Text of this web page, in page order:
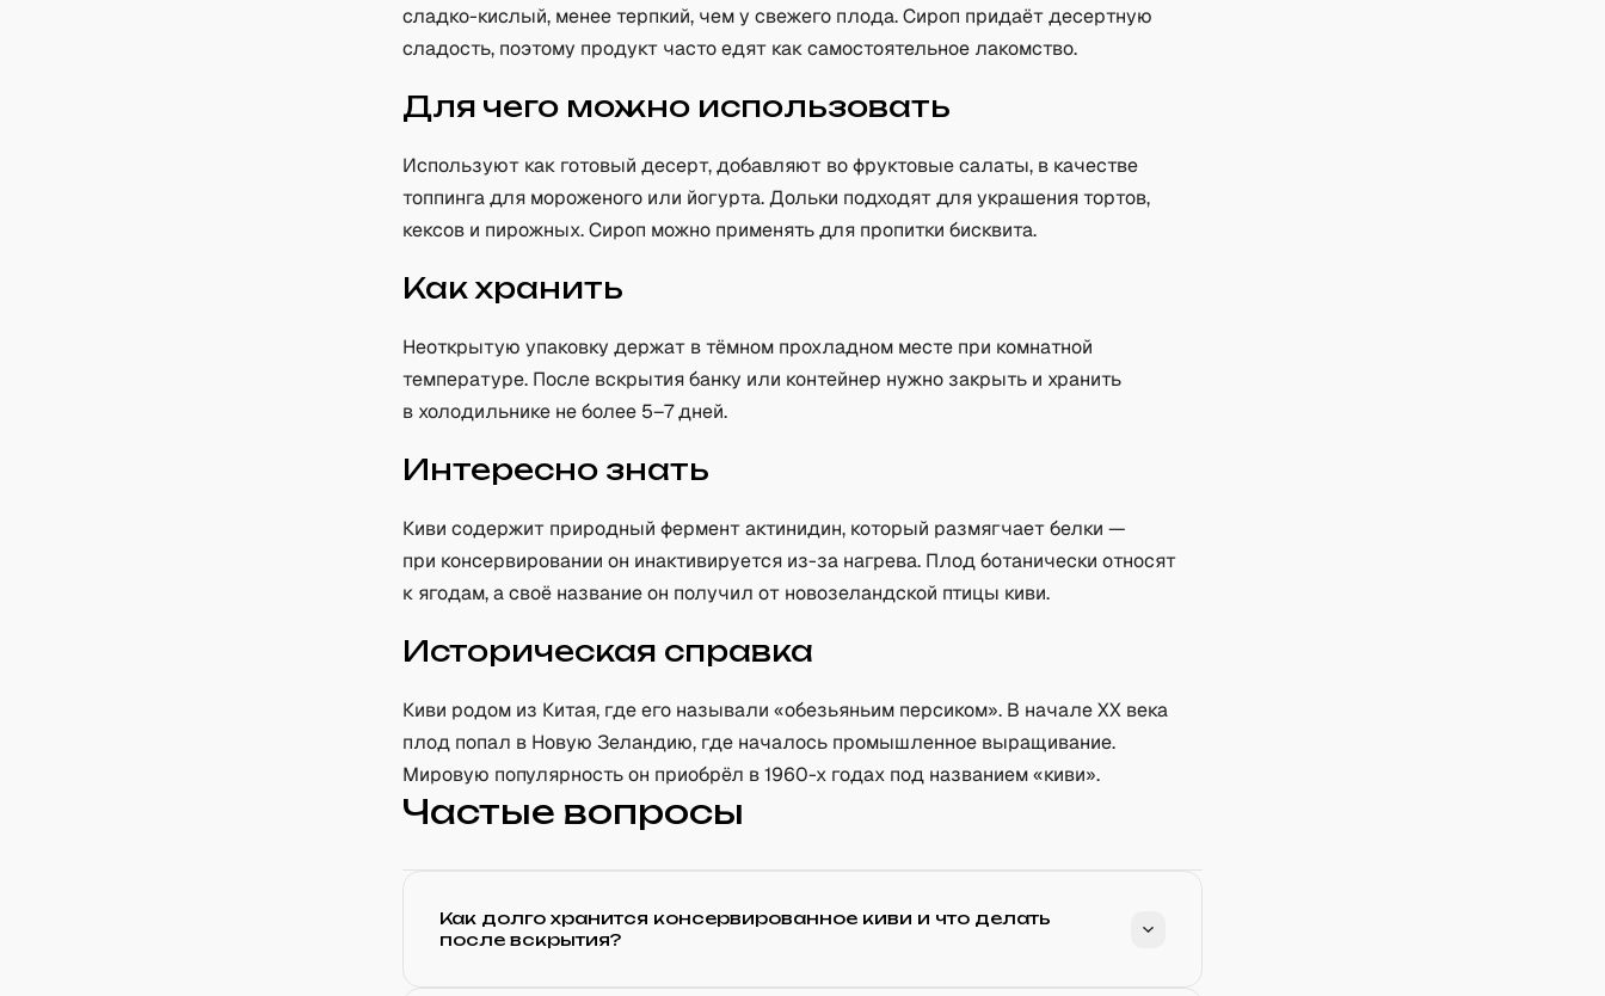
сладко-кислый, менее терпкий, чем у свежего плода. Сироп придаёт десертную
сладость, поэтому продукт часто едят как самостоятельное лакомство.
Для чего можно использовать
Используют как готовый десерт, добавляют во фруктовые салаты, в качестве
топпинга для мороженого или йогурта. Дольки подходят для украшения тортов,
кексов и пирожных. Сироп можно применять для пропитки бисквита.
Как хранить
Неоткрытую упаковку держат в тёмном прохладном месте при комнатной
температуре. После вскрытия банку или контейнер нужно закрыть и хранить
в холодильнике не более 5–7 дней.
Интересно знать
Киви содержит природный фермент актинидин, который размягчает белки —
при консервировании он инактивируется из-за нагрева. Плод ботанически относят
к ягодам, а своё название он получил от новозеландской птицы киви.
Историческая справка
Киви родом из Китая, где его называли «обезьяньим персиком». В начале XX века
плод попал в Новую Зеландию, где началось промышленное выращивание.
Мировую популярность он приобрёл в 1960-х годах под названием «киви».
Частые вопросы
Как долго хранится консервированное киви и что делать
после вскрытия?